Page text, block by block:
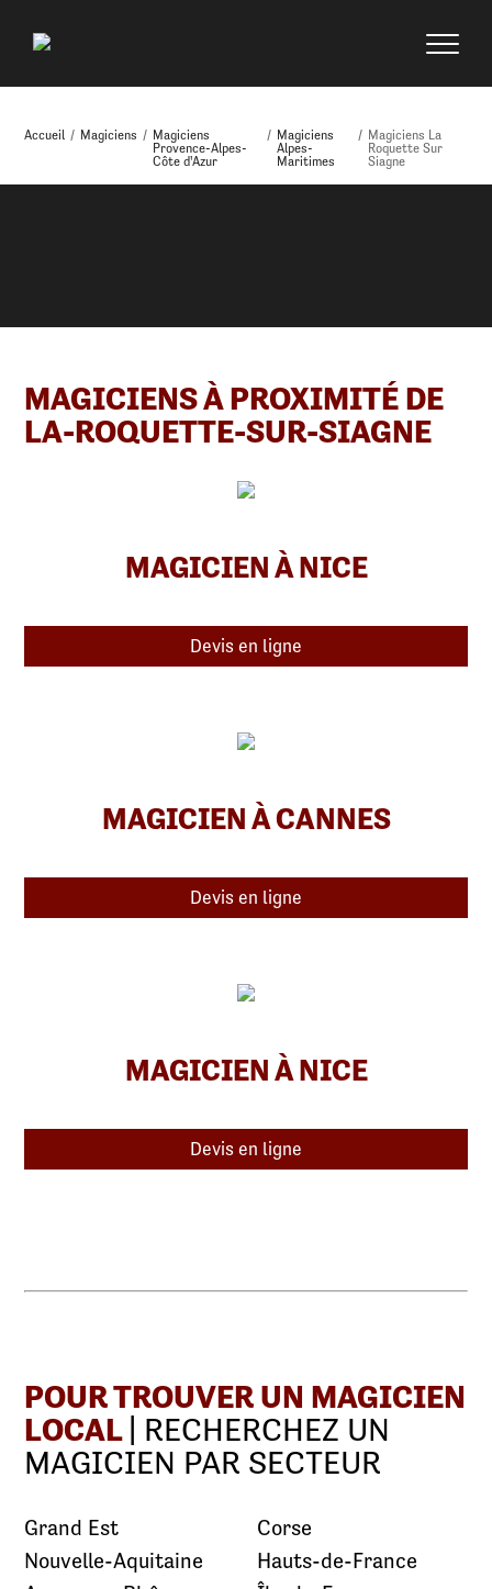
Accueil / Magiciens / Magiciens
Provence-Alpes-
Côte d'Azur
/ Magiciens
Alpes-
Maritimes
/ Magiciens La
Roquette Sur
Siagne
MAGICIENS À PROXIMITÉ DE
LA-ROQUETTE-SUR-SIAGNE
MAGICIEN À NICE
Devis en ligne
MAGICIEN À CANNES
Devis en ligne
MAGICIEN À NICE
Devis en ligne
POUR TROUVER UN MAGICIEN
LOCAL | RECHERCHEZ UN
MAGICIEN PAR SECTEUR
Grand Est
Nouvelle-Aquitaine
Corse
Hauts-de-France